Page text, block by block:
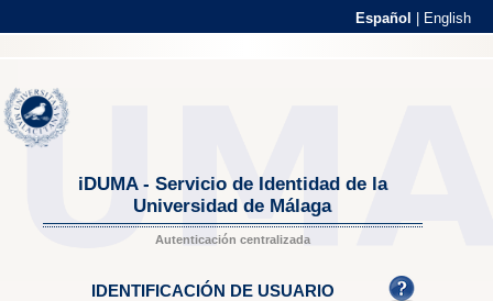
Español English
iDUMA - Servicio de Identidad de la
Universidad de Málaga
Autenticación centralizada
IDENTIFICACIÓN DE USUARIO